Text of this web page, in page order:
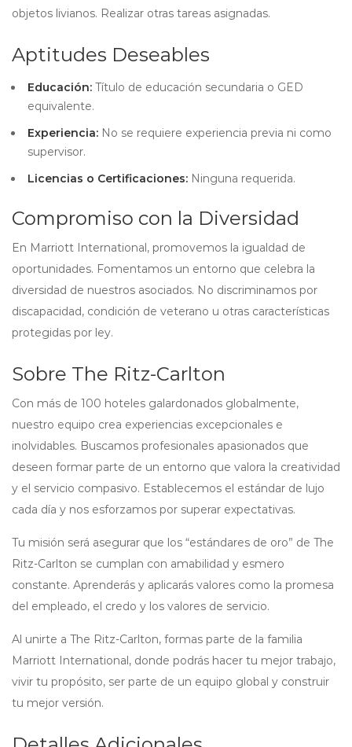
objetos livianos. Realizar otras tareas asignadas.
Aptitudes Deseables
Educación: Título de educación secundaria o GED
equivalente.
Experiencia: No se requiere experiencia previa ni como
supervisor.
Licencias o Certificaciones: Ninguna requerida.
Compromiso con la Diversidad
En Marriott International, promovemos la igualdad de
oportunidades. Fomentamos un entorno que celebra la
diversidad de nuestros asociados. No discriminamos por
discapacidad, condición de veterano u otras características
protegidas por ley.
Sobre The Ritz-Carlton
Con más de 100 hoteles galardonados globalmente,
nuestro equipo crea experiencias excepcionales e
inolvidables. Buscamos profesionales apasionados que
deseen formar parte de un entorno que valora la creatividad
y el servicio compasivo. Establecemos el estándar de lujo
cada día y nos esforzamos por superar expectativas.
Tu misión será asegurar que los “estándares de oro” de The
Ritz-Carlton se cumplan con amabilidad y esmero
constante. Aprenderás y aplicarás valores como la promesa
del empleado, el credo y los valores de servicio.
Al unirte a The Ritz-Carlton, formas parte de la familia
Marriott International, donde podrás hacer tu mejor trabajo,
vivir tu propósito, ser parte de un equipo global y construir
tu mejor versión.